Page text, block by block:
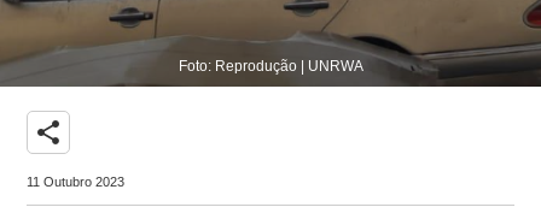
Foto: Reprodução | UNRWA
share
11 Outubro 2023